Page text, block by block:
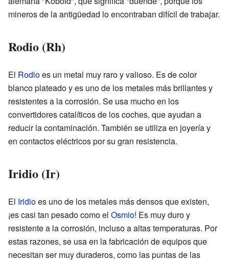
mineros de la antigüedad lo encontraban difícil de trabajar.
Rodio (Rh)
El Rodioes un metal muy raro y valioso. Es de color
blanco plateado y es uno de los metales más brillantes y
resistentes a la corrosión. Se usa mucho en los
convertidores catalíticos de los coches, que ayudan a
reducir la contaminación. También se utiliza en joyería y
en contactos eléctricos por su gran resistencia.
Iridio (Ir)
El Iridioes uno de los metales más densos que existen,
¡es casi tan pesado como el Osmio! Es muy duro y
resistente a la corrosión, incluso a altas temperaturas. Por
estas razones, se usa en la fabricación de equipos que
necesitan ser muy duraderos, como las puntas de las